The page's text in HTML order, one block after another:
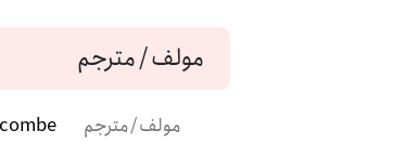
مولف / مترجم
مولف / مترجم